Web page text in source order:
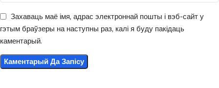
Захаваць маё імя, адрас электроннай пошты і вэб-сайт у
гэтым браўзеры на наступны раз, калі я буду пакідаць
каментарый.